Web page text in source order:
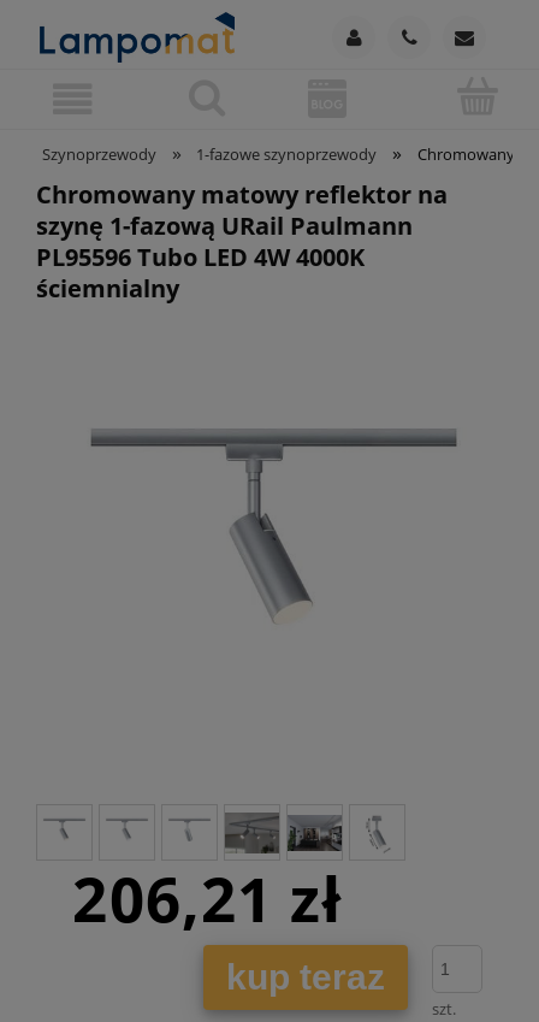
Szynoprzewody » 1-fazowe szynoprzewody » Chromowany
Chromowany matowy reflektor na
szynę 1-fazową URail Paulmann
PL95596 Tubo LED 4W 4000K
ściemnialny
206,21 zł
kup teraz
szt.